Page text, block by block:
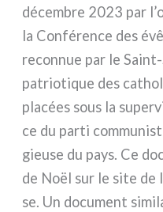
décem­bre 2023 par
la Conférence des
recon­nue par le
patrio­ti­que des
pla­cées sous la
ce du par­ti
gieu­se du pays. Ce
de Noël sur le site
se. Un docu­ment